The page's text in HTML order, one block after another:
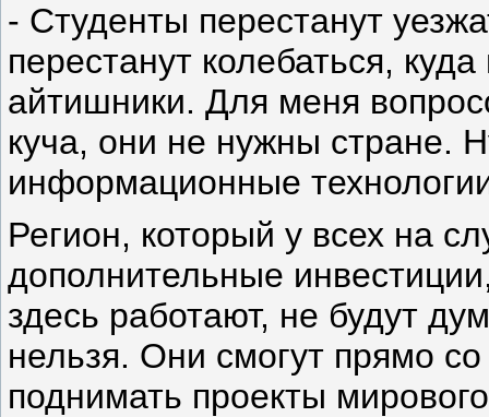
- Студенты перестанут
перестанут колебаться,
айтишники. Для меня
куча, они не нужны стране.
информационные
Регион, который у всех на
дополнительные
здесь работают, не будут
нельзя. Они смогут прямо
поднимать проекты